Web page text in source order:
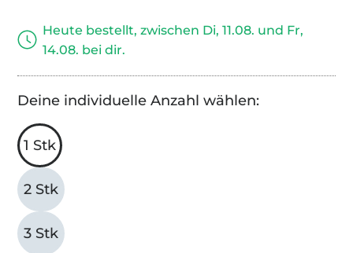
Heute bestellt, zwischen Di, 11.08. und Fr,
14.08. bei dir.
Deine individuelle Anzahl wählen:
1 Stk
2 Stk
3 Stk